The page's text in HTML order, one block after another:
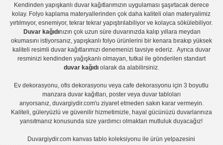
Kendinden yapışkanlı duvar kağıtlarımızın uygulamasışaşırtacak derece
kolay. Folyo kaplama materyallerinden çok daha kaliteli olanmateryalimiz
yırtılmıyor, esnemiyor, tekrar tekrar yapıştırılabiliyor ve kolayca sökülebiliyor.
Duvar kağıdınızın çok uzun süre duvarınızda kalıp yıllara meydan
okumasını istiyorsanız, yapışkanlı folyoürünlerini bir kenara bırakıp yüksek
kaliteli resimli duvar kağıtlarımızı denemenizi tavsiye ederiz. Ayrıca duvar
resminizi kendinden yağışkanlı olmayan, tutkal ile gönderilen standart
duvar kağıdıolarak da alabilirsiniz.
Ev dekorasyonu ,ofis dekorasyonu veyacafe dekorasyonu için3 boyutlu
manzara duvar kağıtları, posterveya duvar tabloları
arıyorsanız, duvargiydir.com'u ziyaret etmeden sakın karar vermeyin.
Kaliteli, güleryüzlü ve güvenilir hizmetimizle, hayal gücünüzü duvarlarınıza
yansıtmanız konusunda size yardımcı olmaktan mutluluk duyacağız!
Duvargiydir.comkanvas tablo koleksiyonu ile ürün yelpazesini